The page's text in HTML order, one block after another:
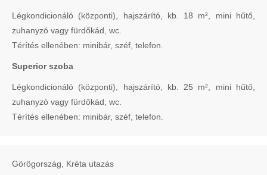
Légkondicionáló (központi), hajszárító, kb. 18 m², mini hűtő,
zuhanyzó vagy fürdőkád, wc.
Térítés ellenében: minibár, széf, telefon.
Superior szoba
Légkondicionáló (központi), hajszárító, kb. 25 m², mini hűtő,
zuhanyzó vagy fürdőkád, wc.
Térítés ellenében: minibár, széf, telefon.
Görögország, Kréta utazás